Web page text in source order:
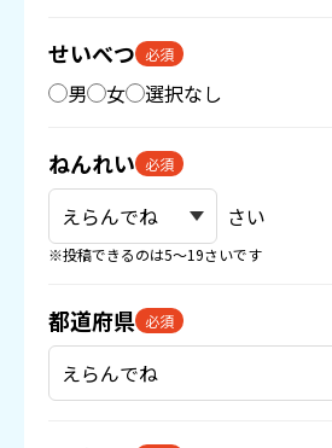
せいべつ 必須
男 女 選択なし
ねんれい 必須
さい
※投稿できるのは5〜19さいです
都道府県 必須